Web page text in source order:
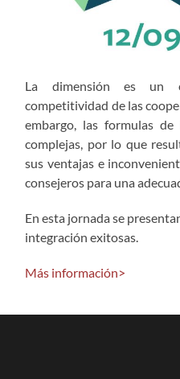
La dimensión es un
competitividad de las
embargo, las formulas
complejas, por lo que
sus ventajas e
consejeros para una
En esta jornada se
integración exitosas.
Más información>